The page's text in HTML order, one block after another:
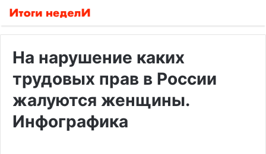
На нарушение каких
трудовых прав в России
жалуются женщины.
Инфографика